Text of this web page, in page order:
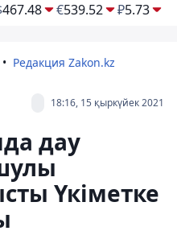
467.48 €539.52 ₽5.73
Редакция Zakon.kz
18:16, 15 қыркүйек 2021
дау
Үкіметке